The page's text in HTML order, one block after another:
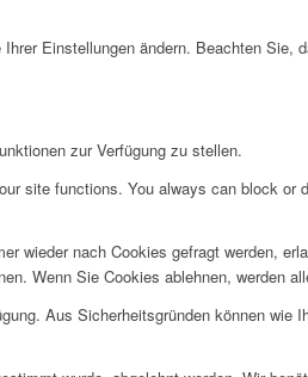
Einstellungen ändern. Beachten
zur Verfügung zu stellen.
site functions. You always can block
nach Cookies gefragt werden,
Wenn Sie Cookies ablehnen, werden
Aus Sicherheitsgründen können